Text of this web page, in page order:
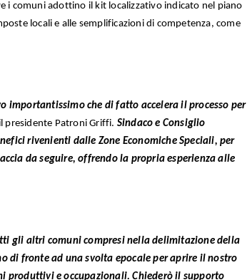
i comuni adottino il kit localizzativo indicato nel piano
locali e alle semplificazioni di competenza, come
importantissimo che di fatto accelera il processo per
presidente Patroni Griffi. Sindaco e Consiglio
rivenienti dalle Zone Economiche Speciali, per
da seguire, offrendo la propria esperienza alle
gli altri comuni compresi nella delimitazione della
di fronte ad una svolta epocale per aprire il nostro
produttivi e occupazionali. Chiederò il supporto